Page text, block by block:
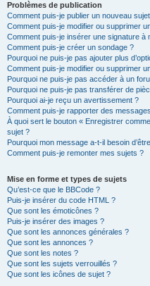
Problèmes de publication
Comment puis-je publier un nouveau
Comment puis-je modifier ou supprimer
Comment puis-je insérer une signature à
Comment puis-je créer un sondage ?
Pourquoi ne puis-je pas ajouter plus
Comment puis-je modifier ou supprimer
Pourquoi ne puis-je pas accéder à un
Pourquoi ne puis-je pas transférer de
Pourquoi ai-je reçu un avertissement ?
Comment puis-je rapporter des
À quoi sert le bouton « Enregistrer
sujet ?
Pourquoi mon message a-t-il besoin
Comment puis-je remonter mes sujets ?
Mise en forme et types de sujets
Qu’est-ce que le BBCode ?
Puis-je insérer du code HTML ?
Que sont les émoticônes ?
Puis-je insérer des images ?
Que sont les annonces générales ?
Que sont les annonces ?
Que sont les notes ?
Que sont les sujets verrouillés ?
Que sont les icônes de sujet ?